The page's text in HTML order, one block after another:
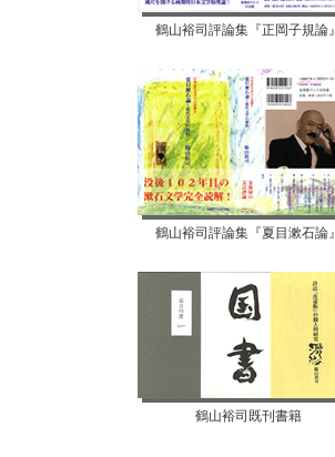
鶴山裕司評論集『正岡子規論』
鶴山裕司評論集『夏目漱石論』
鶴山裕司既刊書籍